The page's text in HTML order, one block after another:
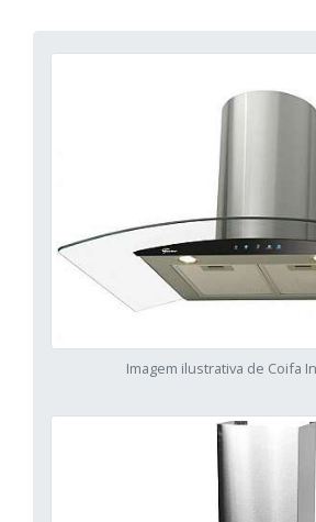
Imagem ilustrativa de Coifa